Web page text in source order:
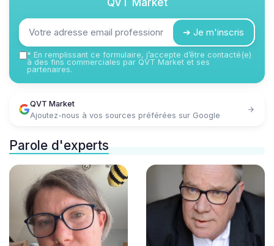
➔ Je m'inscris
* En remplissant ce formulaire, j’accepte d’être contacté(e)
à des fins commerciales par QVT Market et ses
partenaires.
QVT Market
Ajoutez-nous à vos sources préférées sur Google
Parole d'experts